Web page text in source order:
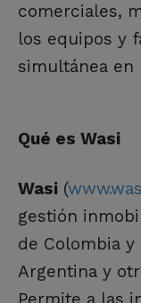
comerciales,
los equipos y
simultánea
Qué es Wasi
Wasi (
gestión
de Colombia
Argentina y